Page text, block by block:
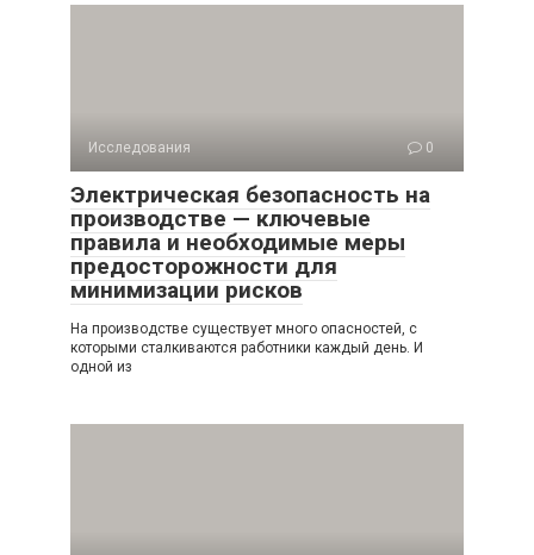
Исследования 0
Электрическая безопасность на
производстве — ключевые
правила и необходимые меры
предосторожности для
минимизации рисков
На производстве существует много опасностей, с
которыми сталкиваются работники каждый день. И
одной из